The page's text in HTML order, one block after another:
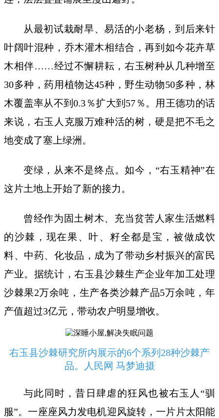
从最初试栽耐旱、易活的小老杨，到后来针
叶阔叶混种，乔木灌木相结合，再到如今花卉草
木相伴……经过不懈耕耘，右玉树种从几种增至
30多种，药用植物达45种，野生动物50多种，林
木覆盖率从不到0.3％扩大到57％。用王德功的话
来说，右玉人克服万难种活的树，硬是把不毛之
地变成了塞上绿洲。
变绿，从来不是终点。如今，“右玉精神”在
这片土地上开始了新的接力。
曾经作为固土树木、充当贫苦人家生活燃料
的沙棘，现在果、叶、籽全都是宝，被做成饮
料、中药、化妆品，成为了带动乡村振兴的富民
产业。据统计，右玉县沙棘生产企业年加工处理
沙棘果2万余吨，生产各类沙棘产品5万余吨，年
产值超过3亿元，带动农户明显增收。
右玉县沙棘研究所内展示的6个系列28种沙棘产
品。人民网 马梦迪摄
与此同时，昔日肆虐的狂风也被右玉人“驯
服”。一座座风力发电机迎风旋转，一片片太阳能